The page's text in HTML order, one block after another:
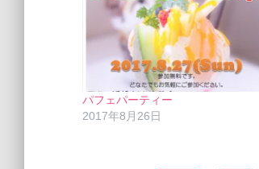
パフェパーティー
2017年8月26日